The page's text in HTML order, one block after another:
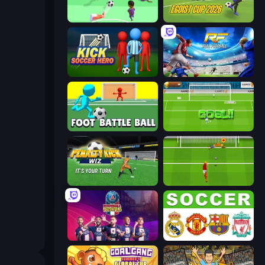
Soccer Dash Unmatched Ego
Kick Soccer Hero Real Football
Foot Battle Ball
Penalty Kick Wiz
PSG Soccer Freestyle European Football Quiz